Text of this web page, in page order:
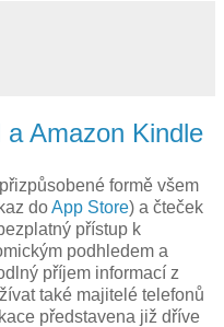
Amazon Kindle
formě všem
doApp Store) a čteček
přístup k
podhledem a
příjem informací z
také majitelé telefonů
představena již dříve